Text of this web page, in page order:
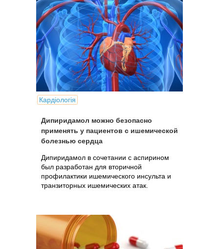
Кардіологія
Дипиридамол можно безопасно
применять у пациентов с ишемической
болезнью сердца
Дипиридамол в сочетании с аспирином
был разработан для вторичной
профилактики ишемического инсульта и
транзиторных ишемических атак.